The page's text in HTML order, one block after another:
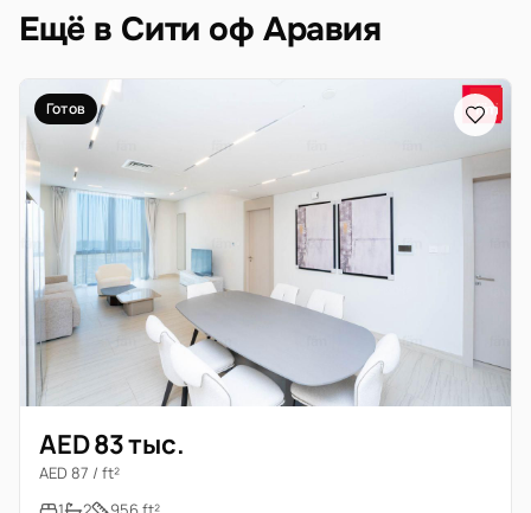
Ещё в Сити оф Аравия
Готов
AED 83 тыс.
AED 87 / ft²